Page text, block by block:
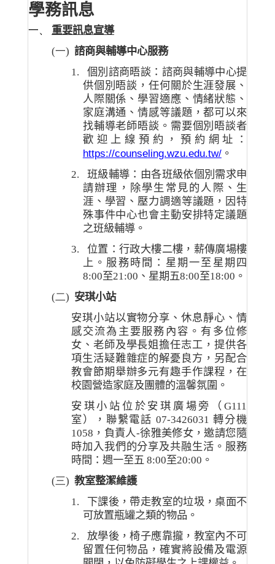
學務訊息
一、
重要訊息宣導
(一) 諮商與輔導中心服務
1.
個別諮商晤談：諮商與輔導中心提
供個別晤談，任何關於生涯發展、
人際關係、學習適應、情緒狀態、
家庭溝通、情感等議題，都可以來
找輔導老師晤談。需要個別晤談者
歡迎上線預約，預約網址：
https://counseling.wzu.edu.tw/。
2.
班級輔導：由各班級依個別需求申
請辦理，除學生常見的人際、生
涯、學習、壓力調適等議題，因特
殊事件中心也會主動安排特定議題
之班級輔導。
3.
位置：行政大樓二樓，薪傳廣場樓
上。服務時間：星期一至星期四
8:00至21:00 、星期五8:00至18:00 。
(二) 安琪小站
安琪小站以實物分享、休息靜心、情
感交流為主要服務內容。有多位修
女、老師及學長姐擔任志工，提供各
項生活疑難雜症的解憂良方，另配合
教會節期舉辦多元有趣手作課程，在
校園營造家庭及團體的溫馨氛圍。
安琪小站位於安琪廣場旁（ G111
室），聯繫電話 07-3426031轉分機
1058 ，負責人-徐雅美修女，邀請您隨
時加入我們的分享及共融生活。服務
時間：週一至五 8:00至20:00 。
(三) 教室整潔維護
1.
下課後，帶走教室的垃圾，桌面不
可放置瓶罐之類的物品。
2.
放學後，椅子應靠攏，教室內不可
留置任何物品，確實將設備及電源